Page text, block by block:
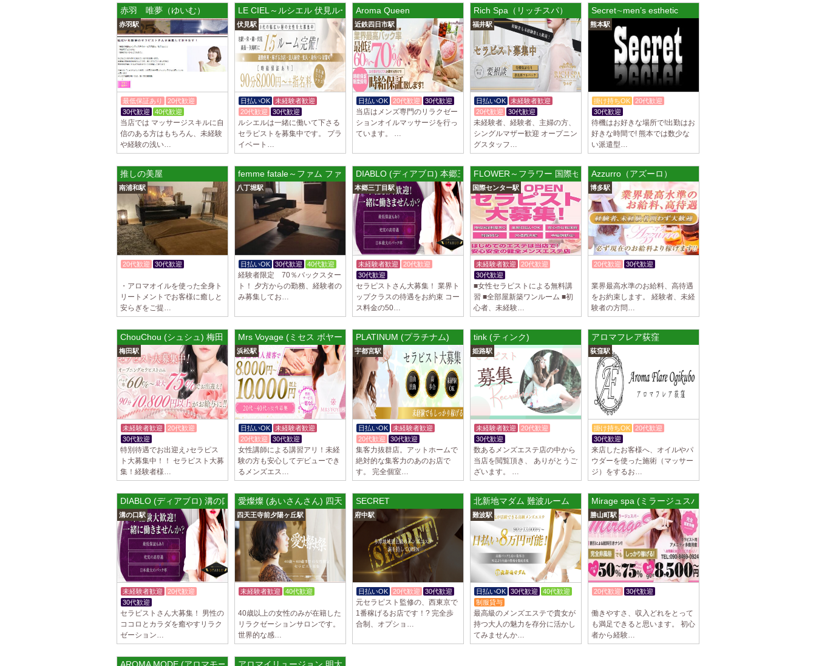
2025/03/28[東海学園前駅]
デビルキャット
24時間営業！自由シフトで好きな時間に働ける 未経験者歓迎♪個
室待機でゆっくり自分の好きな事ができます♪ 可愛い制服もご用
意して…
赤羽 唯夢（ゆいむ）
赤羽駅
最低保証あり
20代歓迎
30代歓迎
40代歓迎
当店では マッサージスキルに自
信のある方はもちろん、未経験
や経験の浅い…
LE CIEL～ルシエル 伏見ルーム
伏見駅
日払いOK
未経験者歓迎
20代歓迎
30代歓迎
ルシエルは一緒に働いて下さる
セラピストを募集中です。 プラ
イベート…
Aroma Queen
近鉄四日市駅
日払いOK 20代歓迎 30代歓迎
当店はメンズ専門のリラクゼー
ションオイルマッサージを行っ
ています。 …
Rich Spa（リッチスパ）
福井駅
日払いOK
未経験者歓迎
20代歓迎
30代歓迎
未経験者、経験者、主婦の方、
シングルマザー歓迎 オープニン
グスタッフ…
Secret∼men’s esthetic
熊本駅
掛け持ちOK
20代歓迎
30代歓迎
待機はお好きな場所で!出勤はお
好きな時間で! 熊本では数少な
い派遣型…
推しの美屋
南浦和駅
20代歓迎
30代歓迎
・アロマオイルを使った全身ト
リートメントでお客様に癒しと
安らぎをご提…
femme fatale～ファム ファタル
八丁堀駅
日払いOK 30代歓迎 40代歓迎
経験者限定 70％バックスター
ト！ 夕方からの勤務、経験者の
み募集してお…
DIABLO (ディアブロ) 本郷三丁目ルーム
本郷三丁目駅
未経験者歓迎
20代歓迎
30代歓迎
セラピストさん大募集！ 業界ト
ップクラスの待遇をお約束 コー
ス料金の50…
FLOWER～フラワー 国際センタールーム
国際センター駅
未経験者歓迎
20代歓迎
30代歓迎
■女性セラピストによる無料講
習 ■全部屋新築ワンルーム ■初
心者、未経験…
Azzurro（アズーロ）
博多駅
20代歓迎
30代歓迎
業界最高水準のお給料、高待遇
をお約束します。 経験者、未経
験者の方問…
ChouChou (シュシュ) 梅田・北新地ルーム
梅田駅
未経験者歓迎
20代歓迎
30代歓迎
特別待遇でお出迎え♪セラピス
ト大募集中！！ セラピスト大募
集！経験者様…
Mrs Voyage (ミセス ボヤージュ) 龍禅寺ルーム
浜松駅
日払いOK
未経験者歓迎
20代歓迎
30代歓迎
女性講師による講習アリ！未経
験の方も安心してデビューでき
るメンズエス…
PLATINUM (プラチナム)
宇都宮駅
日払いOK
未経験者歓迎
20代歓迎
30代歓迎
集客力抜群店。アットホームで
絶対的な集客力のあのお店で
す。 完全個室…
tink (ティンク)
姫路駅
未経験者歓迎
20代歓迎
30代歓迎
数あるメンズエステ店の中から
当店を閲覧頂き、 ありがとうご
ざいます。 …
アロマフレア荻窪
荻窪駅
掛け持ちOK
20代歓迎
30代歓迎
来店したお客様へ、オイルやパ
ウダーを使った施術（マッサー
ジ）をするお…
DIABLO (ディアブロ) 溝の口ルーム
溝の口駅
未経験者歓迎
20代歓迎
30代歓迎
セラピストさん大募集！ 男性の
ココロとカラダを癒やすリラク
ゼーション…
愛燦燦 (あいさんさん) 四天王寺前夕陽ヶ丘ルーム
四天王寺前夕陽ヶ丘駅
未経験者歓迎
40代歓迎
40歳以上の女性のみが在籍した
リラクゼーションサロンです。
世界的な感…
SECRET
府中駅
日払いOK 20代歓迎 30代歓迎
元セラピスト監修の、西東京で
1番稼げるお店です！? 完全歩
合制、オプショ…
北新地マダム 難波ルーム
難波駅
日払いOK 30代歓迎
40代歓迎
制服貸与
最高級のメンズエステで貴女が
持つ大人の魅力を存分に活かし
てみませんか…
Mirage spa (ミラージュスパ)
勝山町駅
20代歓迎
30代歓迎
働きやすさ、収入どれをとって
も満足できると思います。 初心
者から経験…